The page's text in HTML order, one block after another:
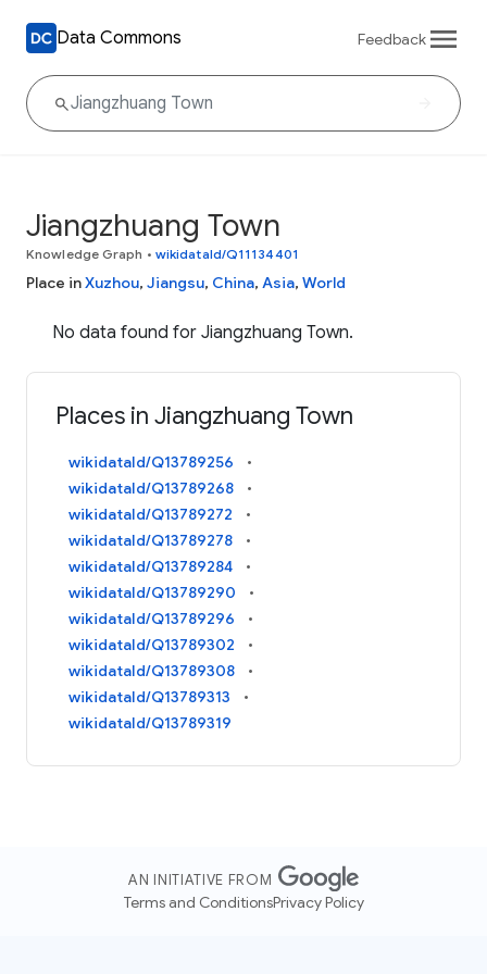
Data Commons Feedback
Jiangzhuang Town
Knowledge Graph • wikidataId/Q11134401
Place inXuzhou, Jiangsu, China, Asia, World
No data found for Jiangzhuang Town.
Places in Jiangzhuang Town
wikidataId/Q13789256
wikidataId/Q13789268
wikidataId/Q13789272
wikidataId/Q13789278
wikidataId/Q13789284
wikidataId/Q13789290
wikidataId/Q13789296
wikidataId/Q13789302
wikidataId/Q13789308
wikidataId/Q13789313
wikidataId/Q13789319
AN INITIATIVE FROM
Terms and ConditionsPrivacy Policy